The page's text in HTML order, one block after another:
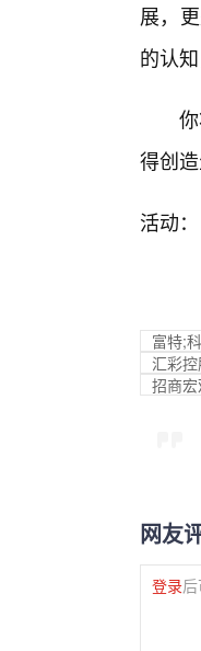
展，
的认
得创
活动
富特;
汇彩
招商
网友
登录